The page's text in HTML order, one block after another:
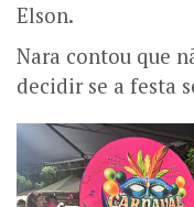
Elson.
Nara contou que
decidir se a festa